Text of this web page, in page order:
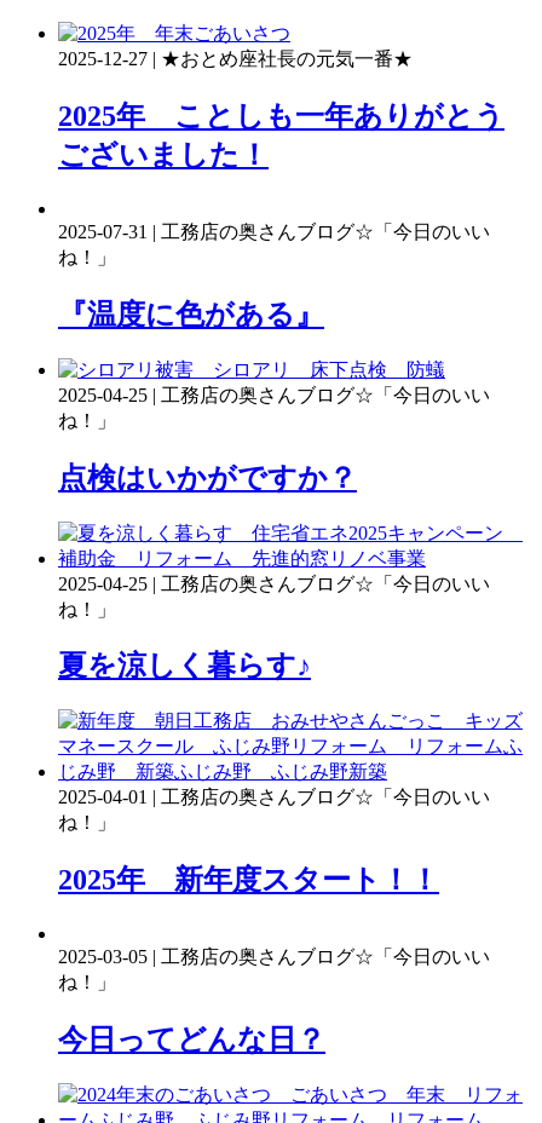
2025-12-27 | ★おとめ座社長の元気一番★
2025年 ことしも一年ありがとう
ございました！
2025-07-31 | 工務店の奥さんブログ☆「今日のいい
ね！」
『温度に色がある』
2025-04-25 | 工務店の奥さんブログ☆「今日のいい
ね！」
点検はいかがですか？
2025-04-25 | 工務店の奥さんブログ☆「今日のいい
ね！」
夏を涼しく暮らす♪
2025-04-01 | 工務店の奥さんブログ☆「今日のいい
ね！」
2025年 新年度スタート！！
2025-03-05 | 工務店の奥さんブログ☆「今日のいい
ね！」
今日ってどんな日？